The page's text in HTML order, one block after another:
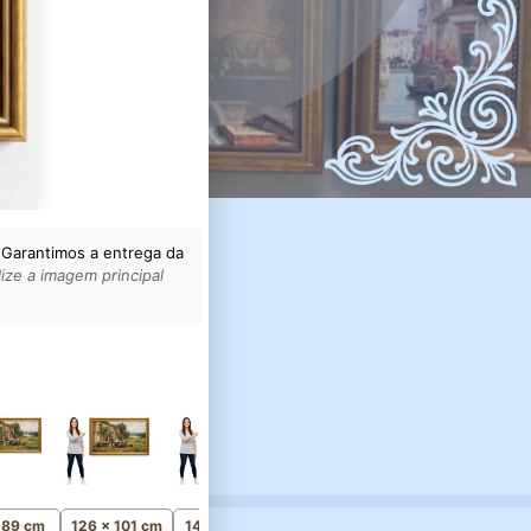
a entrega da
a imagem principal
89 cm 126 x 101 cm 141 x 112 cm